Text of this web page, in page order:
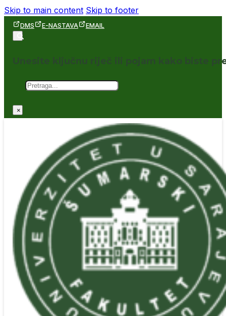
Skip to main content Skip to footer
DMS E-NASTAVA EMAIL
Unesite ključnu riječ ili pojam kako biste
Pretraga
×